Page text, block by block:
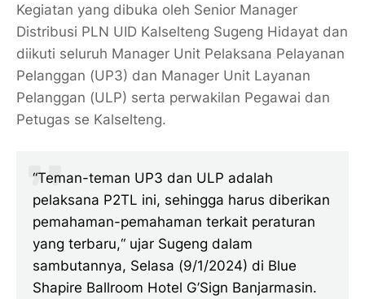
Kegiatan yang dibuka oleh Senior Manager
Distribusi PLN UID Kalselteng Sugeng Hidayat dan
diikuti seluruh Manager Unit Pelaksana Pelayanan
Pelanggan (UP3) dan Manager Unit Layanan
Pelanggan (ULP) serta perwakilan Pegawai dan
Petugas se Kalselteng.
“Teman-teman UP3 dan ULP adalah
pelaksana P2TL ini, sehingga harus diberikan
pemahaman-pemahaman terkait peraturan
yang terbaru,“ ujar Sugeng dalam
sambutannya, Selasa (9/1/2024) di Blue
Shapire Ballroom Hotel G’Sign Banjarmasin.